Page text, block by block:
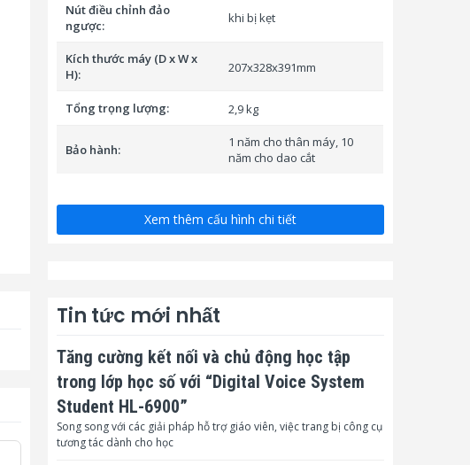
Nút điều chỉnh đảo
ngược:
khi bị kẹt
Kích thước máy (D x W x
H):
207x328x391mm
Tổng trọng lượng: 2,9 kg
Bảo hành:
1 năm cho thân máy, 10
năm cho dao cắt
Xem thêm cấu hình chi tiết
Tin tức mới nhất
Tăng cường kết nối và chủ động học tập
trong lớp học số với “Digital Voice System
Student HL-6900”
Song song với các giải pháp hỗ trợ giáo viên, việc trang bị công cụ
tương tác dành cho học